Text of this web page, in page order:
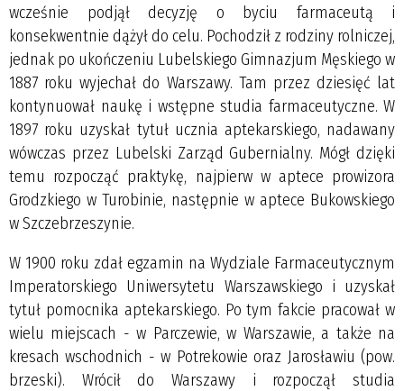
wcześnie podjął decyzję o byciu farmaceutą i
konsekwentnie dążył do celu. Pochodził z rodziny rolniczej,
jednak po ukończeniu Lubelskiego Gimnazjum Męskiego w
1887 roku wyjechał do Warszawy. Tam przez dziesięć lat
kontynuował naukę i wstępne studia farmaceutyczne. W
1897 roku uzyskał tytuł ucznia aptekarskiego, nadawany
wówczas przez Lubelski Zarząd Gubernialny. Mógł dzięki
temu rozpocząć praktykę, najpierw w aptece prowizora
Grodzkiego w Turobinie, następnie w aptece Bukowskiego
w Szczebrzeszynie.
W 1900 roku zdał egzamin na Wydziale Farmaceutycznym
Imperatorskiego Uniwersytetu Warszawskiego i uzyskał
tytuł pomocnika aptekarskiego. Po tym fakcie pracował w
wielu miejscach - w Parczewie, w Warszawie, a także na
kresach wschodnich - w Potrekowie oraz Jarosławiu (pow.
brzeski). Wrócił do Warszawy i rozpoczął studia